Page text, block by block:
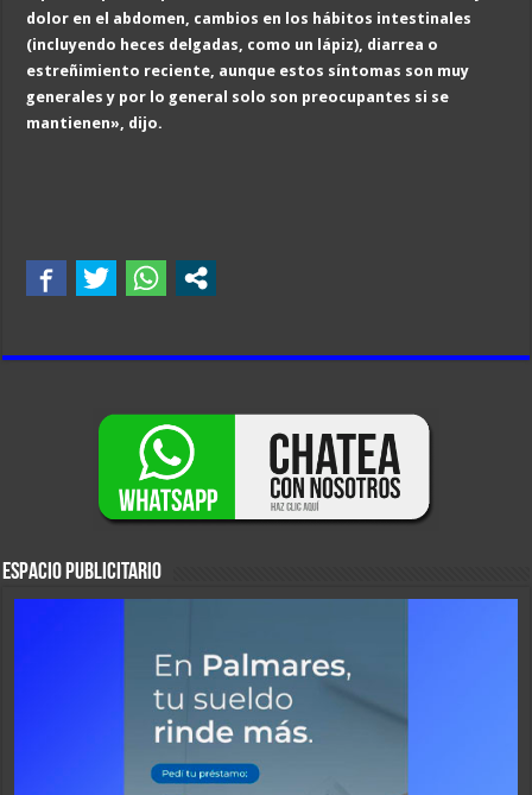
dolor en el abdomen, cambios en los hábitos intestinales
(incluyendo heces delgadas, como un lápiz), diarrea o
estreñimiento reciente, aunque estos síntomas son muy
generales y por lo general solo son preocupantes si se
mantienen», dijo.
ESPACIO PUBLICITARIO